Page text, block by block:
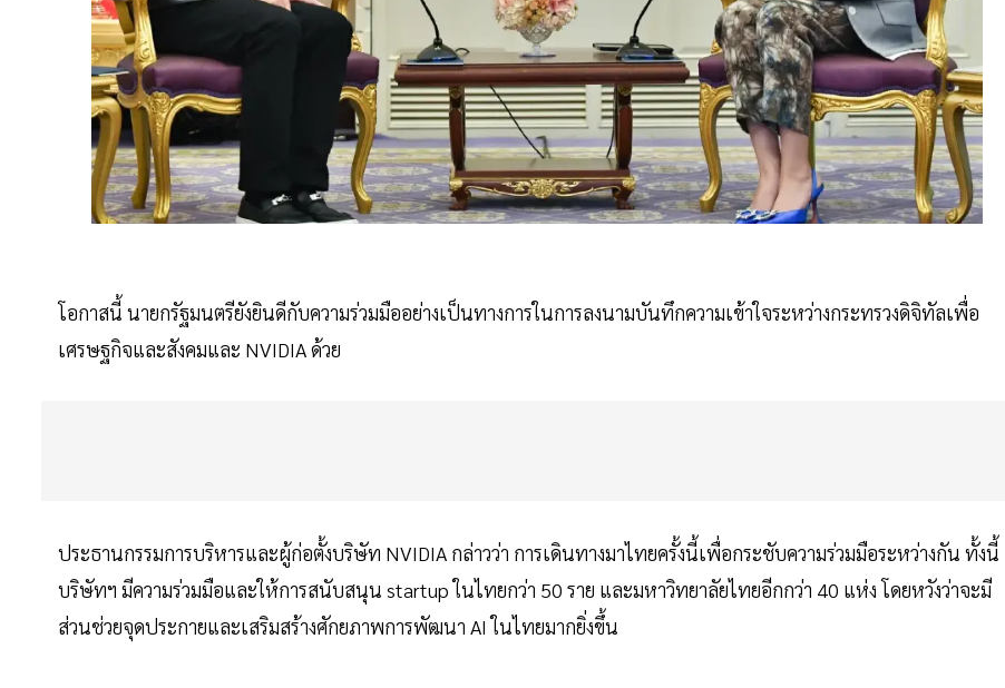
โอกาสนี้ นายกรัฐมนตรียังยินดีกับความร่วมมืออย่างเป็นทางการในการลงนามบันทึกความเข้าใจระหว่างกระทรวงดิจิทัลเพื่อ
เศรษฐกิจและสังคมและ NVIDIA ด้วย
ประธานกรรมการบริหารและผู้ก่อตั้งบริษัท NVIDIA กล่าวว่า การเดินทางมาไทยครั้งนี้เพื่อกระชับความร่วมมือระหว่างกัน ทั้งนี้
บริษัทฯ มีความร่วมมือและให้การสนับสนุน startup ในไทยกว่า 50 ราย และมหาวิทยาลัยไทยอีกกว่า 40 แห่ง โดยหวังว่าจะมี
ส่วนช่วยจุดประกายและเสริมสร้างศักยภาพการพัฒนา AI ในไทยมากยิ่งขึ้น